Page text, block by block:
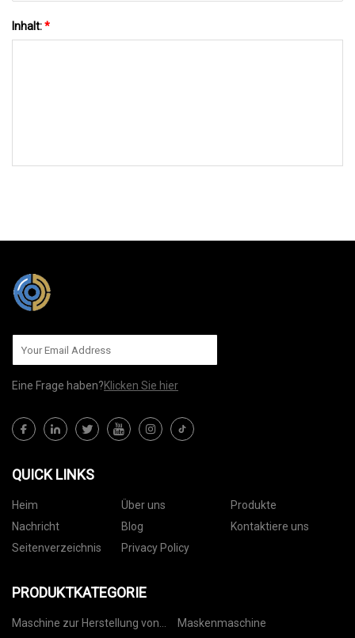
Inhalt:*
Eine Frage haben?Klicken Sie hier
QUICK LINKS
Heim Über uns
Produkte
Nachricht
Blog
Kontaktiere uns
Seitenverzeichnis
Privacy Policy
PRODUKTKATEGORIE
Maschine zur Herstellung von
Maskenmaschine